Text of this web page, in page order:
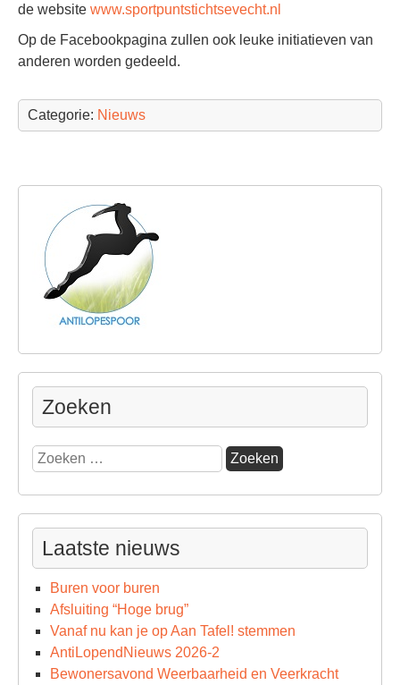
de website www.sportpuntstichtsevecht.nl
Op de Facebookpagina zullen ook leuke initiatieven van
anderen worden gedeeld.
Categorie: Nieuws
Zoeken
Zoeken
naar:
Laatste nieuws
Buren voor buren
Afsluiting “Hoge brug”
Vanaf nu kan je op Aan Tafel! stemmen
AntiLopendNieuws 2026-2
Bewonersavond Weerbaarheid en Veerkracht